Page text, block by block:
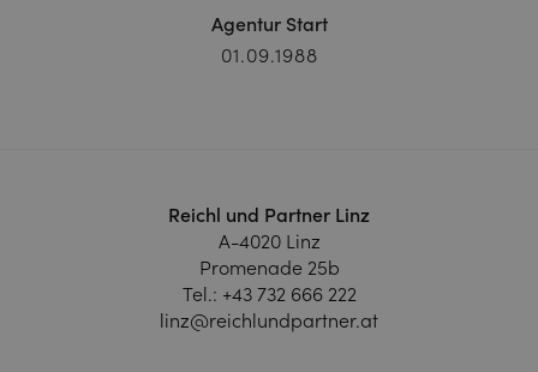
Agentur Start
01.09.1988
Reichl und Partner Linz
A-4020 Linz
Promenade 25b
Tel.: +43 732 666 222
linz@reichlundpartner.at